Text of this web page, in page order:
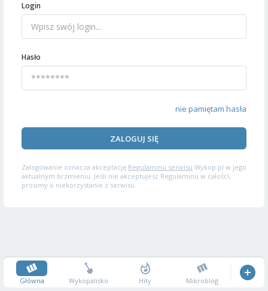
Login
Hasło
nie pamiętam hasła
ZALOGUJ SIĘ
Zalogowanie oznacza akceptację Regulaminu serwisu Wykop.pl w jego
aktualnym brzmieniu. Jeśli nie akceptujesz Regulaminu w całości,
prosimy o niekorzystanie z serwisu.
Główna Wykopalisko Hity Mikroblog